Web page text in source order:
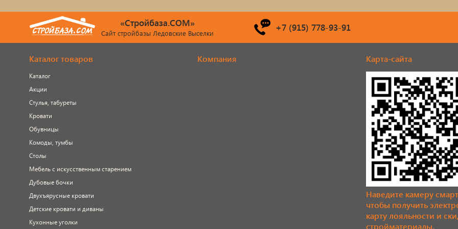
«Стройбаза.COM»
Сайт стройбазы Ледовские Выселки +7 (915) 778-93-91
Каталог товаров
Каталог
Акции
Стулья, табуреты
Кровати
Обувницы
Комоды, тумбы
Столы
Мебель с искусственным старением
Дубовые бочки
Двухъярусные кровати
Детские кровати и диваны
Кухонные уголки
Компания Карта-сайта
Наведите камеру
чтобы получить
карту лояльности и
стройматериалы.